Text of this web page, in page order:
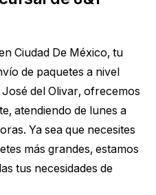
Ciudad De México, tu
de paquetes a nivel
del Olivar, ofrecemos
atendiendo de lunes a
Ya sea que necesites
más grandes, estamos
tus necesidades de